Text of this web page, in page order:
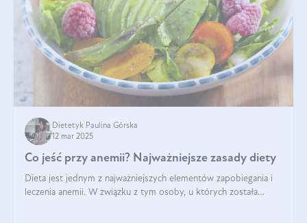
Dietetyk Paulina Górska
12 mar 2025
Co jeść przy anemii? Najważniejsze zasady diety
Dieta jest jednym z najważniejszych elementów zapobiegania i
leczenia anemii. W związku z tym osoby, u których została